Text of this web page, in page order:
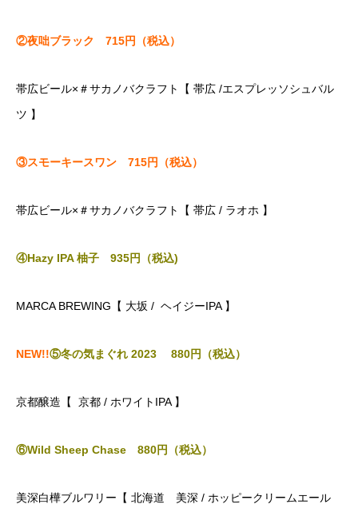
②夜咄ブラック 715円（税込）
帯広ビール×＃サカノバクラフト【 帯広 /エスプレッソシュバル
ツ 】
③スモーキースワン 715円（税込）
帯広ビール×＃サカノバクラフト【 帯広 / ラオホ 】
④Hazy IPA 柚子 935円（税込)
MARCA BREWING【 大坂 / ヘイジーIPA 】
NEW!!⑤冬の気まぐれ 2023 880円（税込）
京都醸造【 京都 / ホワイトIPA 】
⑥Wild Sheep Chase 880円（税込）
美深白樺ブルワリー【 北海道 美深 / ホッピークリームエール